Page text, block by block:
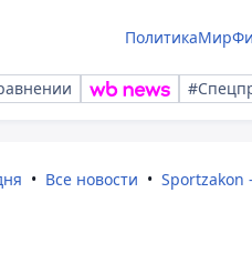
ПолитикаМир
Все новости Sportzakon